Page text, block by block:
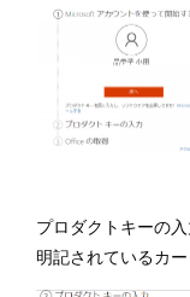
プロダクトキーの
明記されているカ